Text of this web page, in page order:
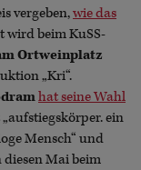
vergeben,wie das
wird beim KuSS-
Ortweinplatz
„Kri“.
hat seine Wahl
ein
Mensch“ und
diesen Mai beim